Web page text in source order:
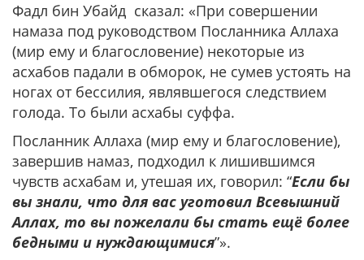
Фадл бин Убайд сказал: «При совершении
намаза под руководством Посланника Аллаха
(мир ему и благословение) некоторые из
асхабов падали в обморок, не сумев устоять на
ногах от бессилия, являвшегося следствием
голода. То были асхабы суффа.
Посланник Аллаха (мир ему и благословение),
завершив намаз, подходил к лишившимся
чувств асхабам и, утешая их, говорил: “Если бы
вы знали, что для вас уготовил Всевышний
Аллах, то вы пожелали бы стать ещё более
бедными и нуждающимися”».